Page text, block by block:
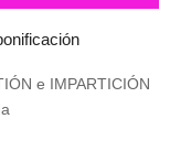
e IMPARTICIÓN